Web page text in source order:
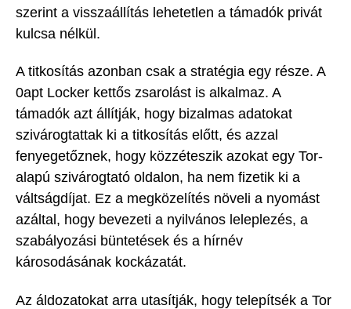
szerint a visszaállítás lehetetlen a támadók privát
kulcsa nélkül.
A titkosítás azonban csak a stratégia egy része. A
0apt Locker kettős zsarolást is alkalmaz. A
támadók azt állítják, hogy bizalmas adatokat
szivárogtattak ki a titkosítás előtt, és azzal
fenyegetőznek, hogy közzéteszik azokat egy Tor-
alapú szivárogtató oldalon, ha nem fizetik ki a
váltságdíjat. Ez a megközelítés növeli a nyomást
azáltal, hogy bevezeti a nyilvános leleplezés, a
szabályozási büntetések és a hírnév
károsodásának kockázatát.
Az áldozatokat arra utasítják, hogy telepítsék a Tor